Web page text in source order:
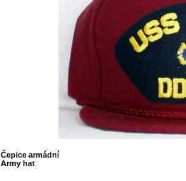
Čepice armádní
Army hat